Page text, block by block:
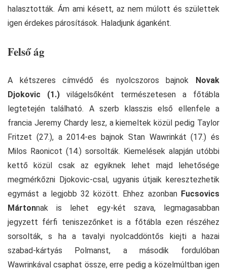
halasztották. Ám ami késett, az nem múlott és születtek
igen érdekes párosítások. Haladjunk áganként.
Felső ág
A kétszeres címvédő és nyolcszoros bajnok Novak
Djokovic (1.) világelsőként természetesen a főtábla
legtetején található. A szerb klasszis első ellenfele a
francia Jeremy Chardy lesz, a kiemeltek közül pedig Taylor
Fritzet (27.), a 2014-es bajnok Stan Wawrinkát (17.) és
Milos Raonicot (14.) sorsolták. Kiemelések alapján utóbbi
kettő közül csak az egyiknek lehet majd lehetősége
megmérkőzni Djokovic-csal, ugyanis útjaik keresztezhetik
egymást a legjobb 32 között. Ehhez azonban Fucsovics
Mártonnak is lehet egy-két szava, legmagasabban
jegyzett férfi teniszezőnket is a főtábla ezen részéhez
sorsolták, s ha a tavalyi nyolcaddöntős kiejti a hazai
szabad-kártyás Polmanst, a második fordulóban
Wawrinkával csaphat össze, erre pedig a közelmúltban igen